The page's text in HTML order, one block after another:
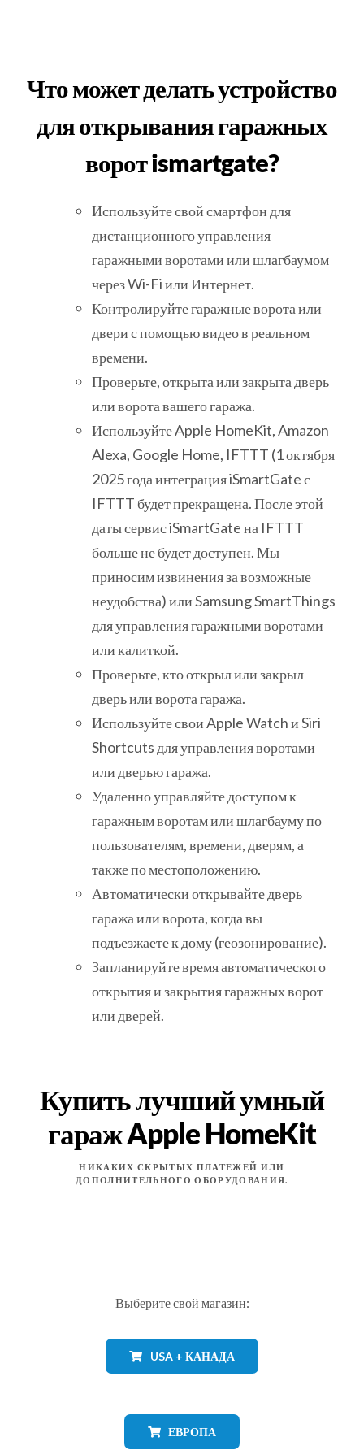
Что может делать устройство
для открывания гаражных
ворот ismartgate?
Используйте свой смартфон для
дистанционного управления
гаражными воротами или шлагбаумом
через Wi-Fi или Интернет.
Контролируйте гаражные ворота или
двери с помощью видео в реальном
времени.
Проверьте, открыта или закрыта дверь
или ворота вашего гаража.
Используйте Apple HomeKit, Amazon
Alexa, Google Home, IFTTT (1 октября
2025 года интеграция iSmartGate с
IFTTT будет прекращена. После этой
даты сервис iSmartGate на IFTTT
больше не будет доступен. Мы
приносим извинения за возможные
неудобства) или Samsung SmartThings
для управления гаражными воротами
или калиткой.
Проверьте, кто открыл или закрыл
дверь или ворота гаража.
Используйте свои Apple Watch и Siri
Shortcuts для управления воротами
или дверью гаража.
Удаленно управляйте доступом к
гаражным воротам или шлагбауму по
пользователям, времени, дверям, а
также по местоположению.
Автоматически открывайте дверь
гаража или ворота, когда вы
подъезжаете к дому (геозонирование).
Запланируйте время автоматического
открытия и закрытия гаражных ворот
или дверей.
Купить лучший умный
гараж Apple HomeKit
НИКАКИХ СКРЫТЫХ ПЛАТЕЖЕЙ ИЛИ
ДОПОЛНИТЕЛЬНОГО ОБОРУДОВАНИЯ.
Выберите свой магазин:
USA + КАНАДА
ЕВРОПА